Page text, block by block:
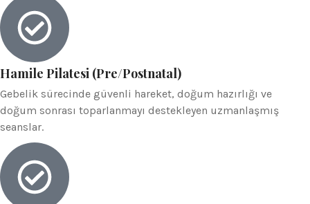
Hamile Pilatesi (Pre/Postnatal)
Gebelik sürecinde güvenli hareket, doğum hazırlığı ve
doğum sonrası toparlanmayı destekleyen uzmanlaşmış
seanslar.